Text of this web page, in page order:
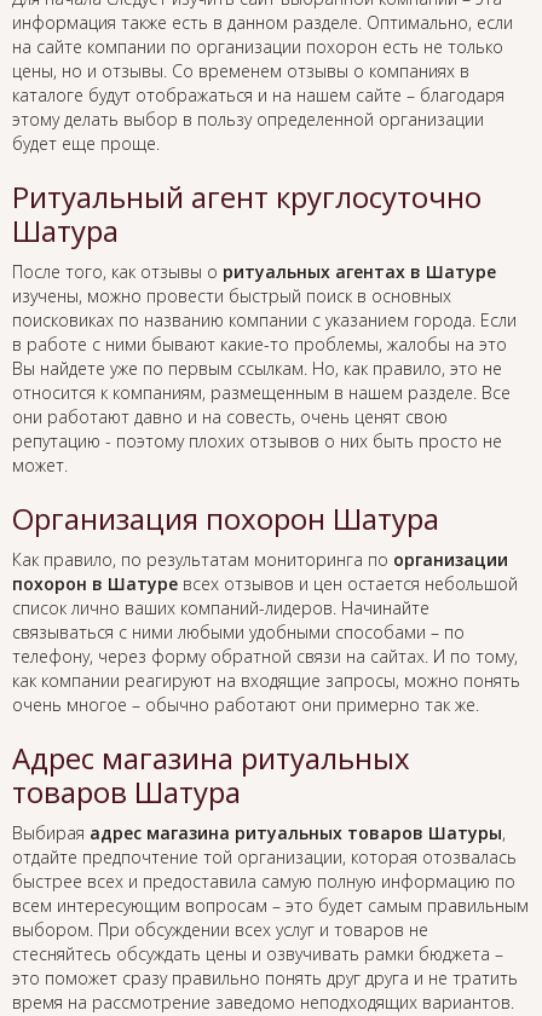
информация также есть в данном разделе. Оптимально, если
на сайте компании по организации похорон есть не только
цены, но и отзывы. Со временем отзывы о компаниях в
каталоге будут отображаться и на нашем сайте – благодаря
этому делать выбор в пользу определенной организации
будет еще проще.
Ритуальный агент круглосуточно
Шатура
После того, как отзывы о ритуальных агентах в Шатуре
изучены, можно провести быстрый поиск в основных
поисковиках по названию компании с указанием города. Если
в работе с ними бывают какие-то проблемы, жалобы на это
Вы найдете уже по первым ссылкам. Но, как правило, это не
относится к компаниям, размещенным в нашем разделе. Все
они работают давно и на совесть, очень ценят свою
репутацию - поэтому плохих отзывов о них быть просто не
может.
Организация похорон Шатура
Как правило, по результатам мониторинга по организации
похорон в Шатуре всех отзывов и цен остается небольшой
список лично ваших компаний-лидеров. Начинайте
связываться с ними любыми удобными способами – по
телефону, через форму обратной связи на сайтах. И по тому,
как компании реагируют на входящие запросы, можно понять
очень многое – обычно работают они примерно так же.
Адрес магазина ритуальных
товаров Шатура
Выбирая адрес магазина ритуальных товаров Шатуры,
отдайте предпочтение той организации, которая отозвалась
быстрее всех и предоставила самую полную информацию по
всем интересующим вопросам – это будет самым правильным
выбором. При обсуждении всех услуг и товаров не
стесняйтесь обсуждать цены и озвучивать рамки бюджета –
это поможет сразу правильно понять друг друга и не тратить
время на рассмотрение заведомо неподходящих вариантов.